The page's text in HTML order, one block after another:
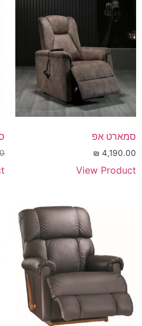
סמארט אפ
₪ 4,190.00
View Product